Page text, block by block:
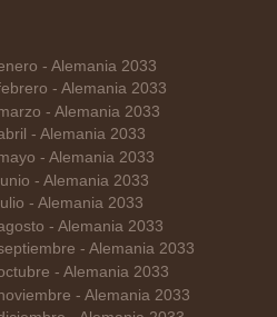
- Alemania 2033
- Alemania 2033
- Alemania 2033
- Alemania 2033
- Alemania 2033
- Alemania 2033
- Alemania 2033
- Alemania 2033
- Alemania 2033
- Alemania 2033
- Alemania 2033